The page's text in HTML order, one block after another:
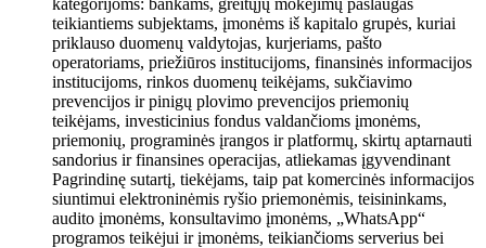
kategorijoms: bankams, greitųjų mokėjimų paslaugas
teikiantiems subjektams, įmonėms iš kapitalo grupės, kuriai
priklauso duomenų valdytojas, kurjeriams, pašto
operatoriams, priežiūros institucijoms, finansinės informacijos
institucijoms, rinkos duomenų teikėjams, sukčiavimo
prevencijos ir pinigų plovimo prevencijos priemonių
teikėjams, investicinius fondus valdančioms įmonėms,
priemonių, programinės įrangos ir platformų, skirtų aptarnauti
sandorius ir finansines operacijas, atliekamas įgyvendinant
Pagrindinę sutartį, tiekėjams, taip pat komercinės informacijos
siuntimui elektroninėmis ryšio priemonėmis, teisininkams,
audito įmonėms, konsultavimo įmonėms, „WhatsApp“
programos teikėjui ir įmonėms, teikiančioms serverius bei